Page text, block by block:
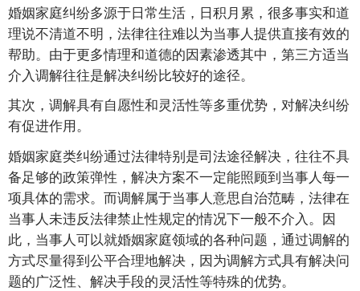
婚姻家庭纠纷多源于日常生活，日积月累，很多事实和道
理说不清道不明，法律往往难以为当事人提供直接有效的
帮助。由于更多情理和道德的因素渗透其中，第三方适当
介入调解往往是解决纠纷比较好的途径。
其次，调解具有自愿性和灵活性等多重优势，对解决纠纷
有促进作用。
婚姻家庭类纠纷通过法律特别是司法途径解决，往往不具
备足够的政策弹性，解决方案不一定能照顾到当事人每一
项具体的需求。而调解属于当事人意思自治范畴，法律在
当事人未违反法律禁止性规定的情况下一般不介入。因
此，当事人可以就婚姻家庭领域的各种问题，通过调解的
方式尽量得到公平合理地解决，因为调解方式具有解决问
题的广泛性、解决手段的灵活性等特殊的优势。